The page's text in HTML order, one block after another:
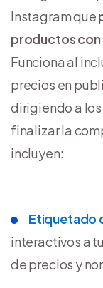
Instagram que
productos con
Funciona al
precios en
dirigiendo a
finalizar la
incluyen:
Etiquetado
interactivos a
de precios y